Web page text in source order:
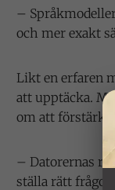
–
och mer exakt
Likt en erfaren
att upptäcka.
om att förstärka
– Datorernas
ställa rätt frågor